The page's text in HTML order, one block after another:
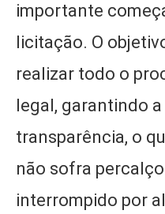
importante
licitação. O
realizar todo o
legal, garantindo
transparência, o
não sofra
interrompido por